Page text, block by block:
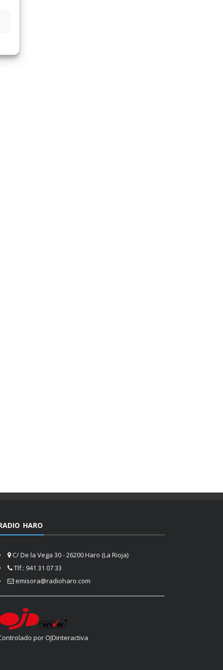
HARO
C/ De la Vega 30 - 26200 Haro (La Rioja)
Tlf.: 941 31 07 33
emisora@radioharo.com
por OJDinteractiva